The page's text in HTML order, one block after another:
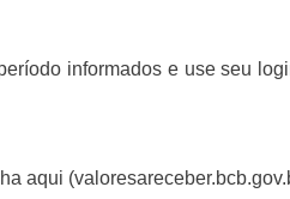
informados e use seu
aqui